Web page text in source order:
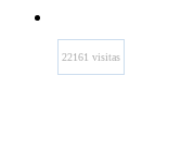
22161 visitas